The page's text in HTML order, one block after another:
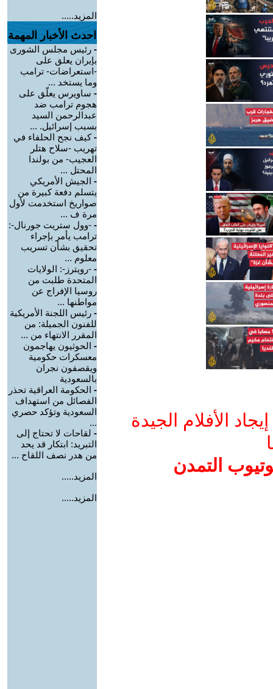
الأفلام الجيدة
التمدن
المزيد.....
احدث الأخبار المهمة
- رئيس مجلس الشورى
بإيران يعلق على
-استعراضات- ترامب
وما يستخد ...
- ساويرس يعلّق على
هجوم ترامب ضد
عبدالرحمن السيد
بسبب إسرائيل. ...
-كيف نجح الحلفاء في
تهريب -سلاح هتلر
العجيب- من بولندا
المحتل ...
- الجيش الأمريكي
يتسلم دفعة كبيرة من
صواريخ استخدمت لأول
مرة ف ...
- -وول ستريت جورنال-:
ترامب يأمر بإجراء
تحقيق بشأن تسريب
معلوم ...
- -رويترز-: الولايات
المتحدة طلبت من
روسيا الإفراج عن
مواطنها ...
- رئيس اللجنة الأمريكية
للفنون الجميلة: من
المقرر الانتهاء من ...
- الحوثيون يهاجمون
معسكرات حكومية
ويقصفون نجران
بالسعودية
- الحكومة العراقية تحذر
الفصائل من استهداف
السعودية وتؤكد حصري
...
- لقاحات لا تحتاج إلى
التبريد: ابتكار قد يحد
من هدر نصف اللقاح ...
المزيد.....
المزيد.....